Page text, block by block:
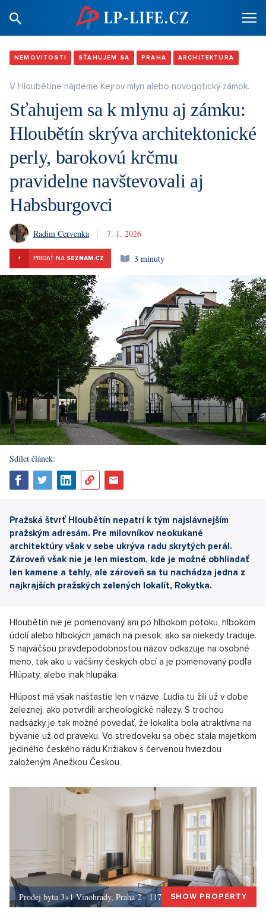
NEMOVITOSTI SŤAHUJEM SA PRAHA ARCHITEKTURA
V Hloubětíne nájdeme Kejrov mlyn alebo novogotický zámok.
Sťahujem sa k mlynu aj zámku:
Hloubětín skrýva architektonické
perly, barokovú krčmu
pravidelne navštevovali aj
Habsburgovci
Radim Červenka 7. 1. 2026
+ PRIDAŤ NA SEZNAM.CZ 3 minuty
Sdílet článek:
Pražská štvrť Hloubětín nepatrí k tým najslávnejším
pražským adresám. Pre milovníkov neokukané
architektúry však v sebe ukrýva radu skrytých perál.
Zároveň však nie je len miestom, kde je možné obhliadať
len kamene a tehly, ale zároveň sa tu nachádza jedna z
najkrajších pražských zelených lokalít, Rokytka.
Hloubětín nie je pomenovaný ani po hlbokom potoku, hlbokom
údolí alebo hlbokých jamách na piesok, ako sa niekedy traduje.
S najväčšou pravdepodobnosťou názov odkazuje na osobné
meno, tak ako u väčšiny českých obcí a je pomenovaný podľa
Hlúpaty, alebo inak hlupáka.
Hlúposť má však našťastie len v názve. Ľudia tu žili už v dobe
železnej, ako potvrdili archeologické nálezy. S trochou
nadsázky je tak možné povedať, že lokalita bola atraktívna na
bývanie už od praveku. Vo stredoveku sa obec stala majetkom
jediného českého rádu Križiakov s červenou hviezdou
založeným Anežkou Českou.
Prodej bytu 3+1 Vinohrady, Praha 2 - 117 m², Praha 2SHOW PROPERTY